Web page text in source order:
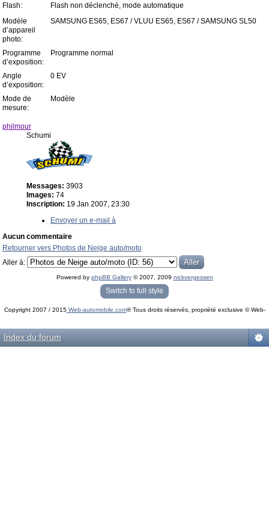
Flash:
Flash non déclenché, mode automatique
Modèle
d’appareil
photo:
SAMSUNG ES65, ES67 / VLUU ES65, ES67 / SAMSUNG SL50
Programme
d’exposition:
Programme normal
Angle
d’exposition:
0 EV
Mode de
mesure:
Modèle
philmour
Schumi
Messages: 3903
Images: 74
Inscription: 19 Jan 2007, 23:30
Envoyer un e-mail à
Aucun commentaire
Retourner vers Photos de Neige auto/moto
Aller à:
Powered by phpBB Gallery© 2007, 2009 nickvergessen
« phpBB Gallery » - Traduction française par
darky
Switch to full style
Copyright 2007 / 2015Web-automobile.com® Tous droits réservés, propriété exclusive © Web-
Index du forum